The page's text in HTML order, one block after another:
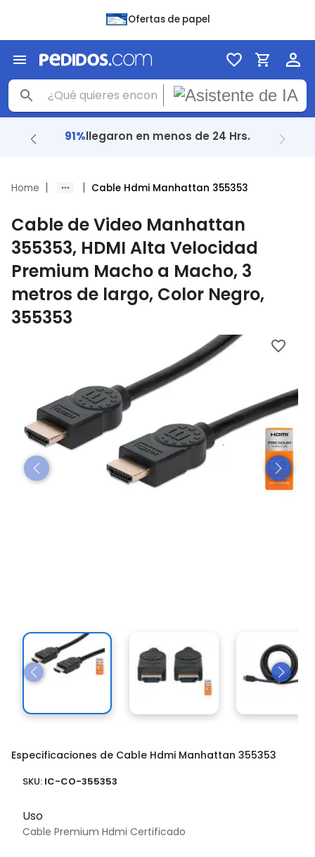
Ofertas de papel
91%llegaron en menos de 24 Hrs.
Home | | Cable Hdmi Manhattan 355353
Cable de Video Manhattan
355353, HDMI Alta Velocidad
Premium Macho a Macho, 3
metros de largo, Color Negro,
355353
Especificaciones de Cable Hdmi Manhattan 355353
SKU: IC-CO-355353
Uso
Cable Premium Hdmi Certificado